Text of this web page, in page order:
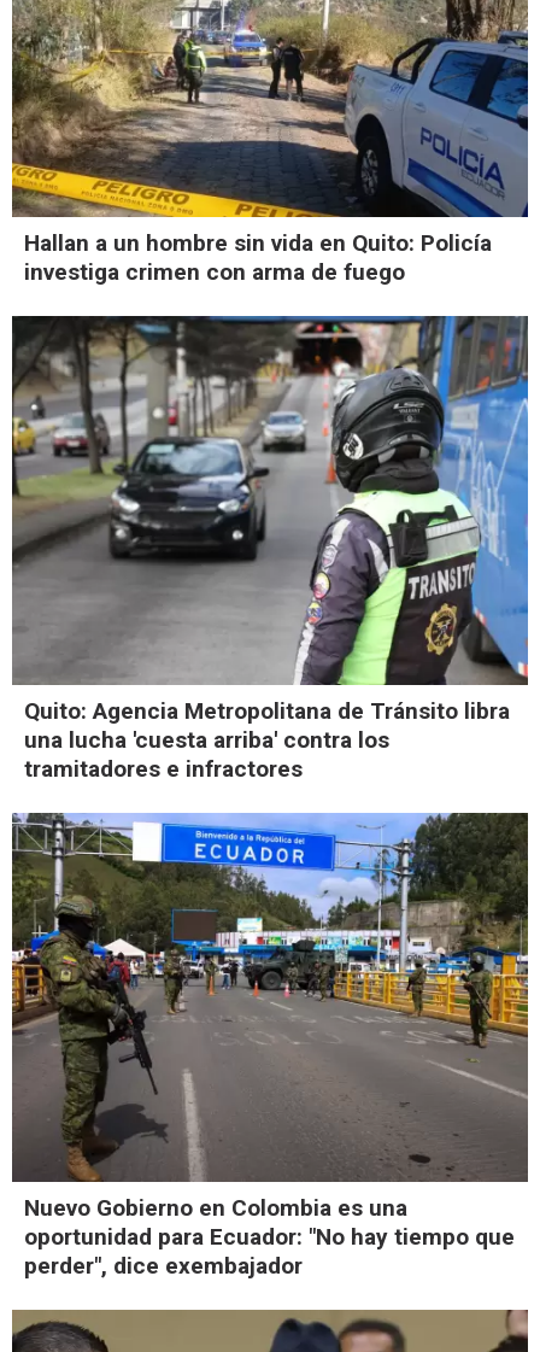
Hallan a un hombre sin vida en Quito: Policía
investiga crimen con arma de fuego
Quito: Agencia Metropolitana de Tránsito libra
una lucha 'cuesta arriba' contra los
tramitadores e infractores
Nuevo Gobierno en Colombia es una
oportunidad para Ecuador: "No hay tiempo que
perder", dice exembajador